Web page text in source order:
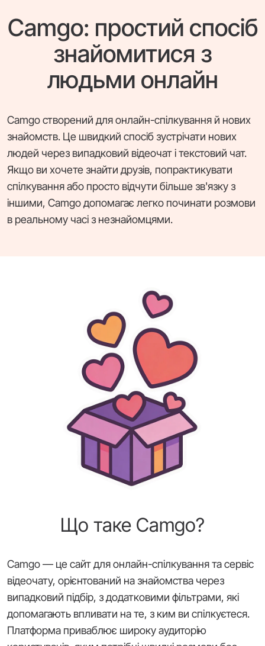
Camgo: простий спосіб
знайомитися з
людьми онлайн
Camgo створений для онлайн-спілкування й нових
знайомств. Це швидкий спосіб зустрічати нових
людей через випадковий відеочат і текстовий чат.
Якщо ви хочете знайти друзів, попрактикувати
спілкування або просто відчути більше зв'язку з
іншими, Camgo допомагає легко починати розмови
в реальному часі з незнайомцями.
Що таке Camgo?
Camgo — це сайт для онлайн-спілкування та сервіс
відеочату, орієнтований на знайомства через
випадковий підбір, з додатковими фільтрами, які
допомагають впливати на те, з ким ви спілкуєтеся.
Платформа приваблює широку аудиторію